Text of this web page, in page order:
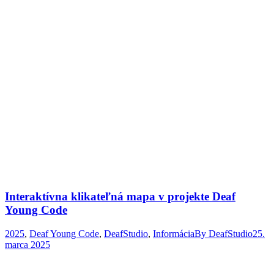
Interaktívna klikateľná mapa v projekte Deaf
Young Code
2025, Deaf Young Code, DeafStudio, InformáciaBy DeafStudio25.
marca 2025